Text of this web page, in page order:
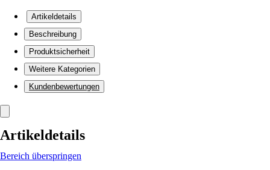
Artikeldetails
Beschreibung
Produktsicherheit
Weitere Kategorien
Kundenbewertungen
Artikeldetails
Bereich überspringen